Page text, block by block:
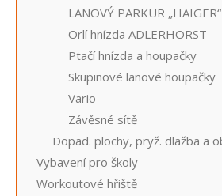
LANOVÝ PARKUR „HAIGER“
Orlí hnízda ADLERHORST
Ptačí hnízda a houpačky
Skupinové lanové houpačky
Vario
Závěsné sítě
Dopad. plochy, pryž. dlažba a
Vybavení pro školy
Workoutové hřiště